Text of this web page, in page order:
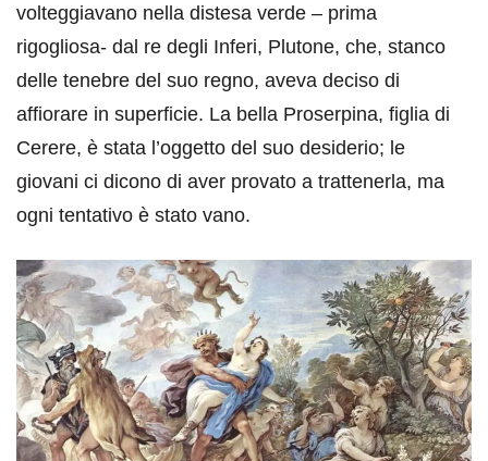
volteggiavano nella distesa verde – prima
rigogliosa- dal re degli Inferi, Plutone, che, stanco
delle tenebre del suo regno, aveva deciso di
affiorare in superficie. La bella Proserpina, figlia di
Cerere, è stata l’oggetto del suo desiderio; le
giovani ci dicono di aver provato a trattenerla, ma
ogni tentativo è stato vano.